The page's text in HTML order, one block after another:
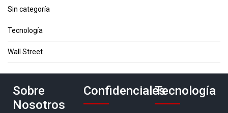
Sin categoría
Tecnología
Wall Street
Sobre
Nosotros
ConfidencialesTecnología